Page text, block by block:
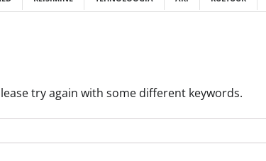
try again with some different keywords.